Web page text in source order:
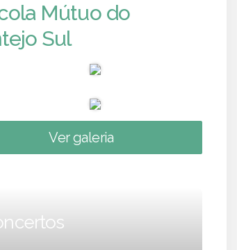
Mútuo do
Sul
Ver galeria